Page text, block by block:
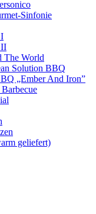
Sinfonie
The World
Solution BBQ
„Ember And Iron”
geliefert)